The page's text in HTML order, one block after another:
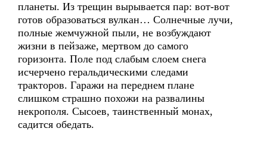
планеты. Из трещин вырывается пар: вот-вот
готов образоваться вулкан… Солнечные лучи,
полные жемчужной пыли, не возбуждают
жизни в пейзаже, мертвом до самого
горизонта. Поле под слабым слоем снега
исчерчено геральдическими следами
тракторов. Гаражи на переднем плане
слишком страшно похожи на развалины
некрополя. Сысоев, таинственный монах,
садится обедать.